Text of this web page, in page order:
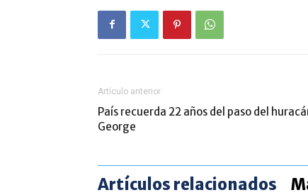
Artículo anterior
País recuerda 22 años del paso del
George
Artículos relacionados